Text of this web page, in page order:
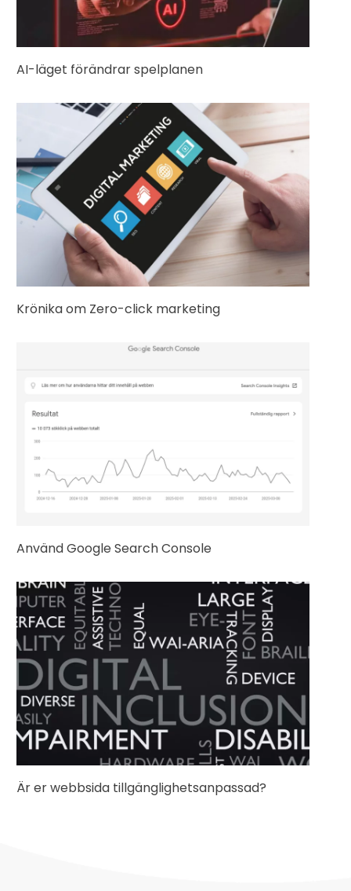
AI-läget förändrar spelplanen
Krönika om Zero-click marketing
Använd Google Search Console
Är er webbsida tillgänglighetsanpassad?